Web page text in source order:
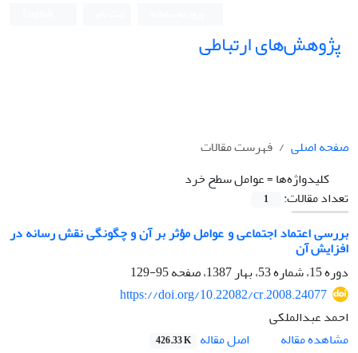
پژوهش‌های ارتباطی
صفحه اصلی
فهرست مقالات
کلیدواژه‌ها =عوامل سطح خرد
تعداد مقالات:
1
بررسی اعتماد اجتماعی و عوامل مؤثر بر آن و چگونگی نقش رسانه در
افزایش آن
دوره 15، شماره 53، بهار 1387، صفحه
95-129
https://doi.org/10.22082/cr.2008.24077
احمد عبدالملکی
مشاهده مقاله
اصل مقاله 426.33 K